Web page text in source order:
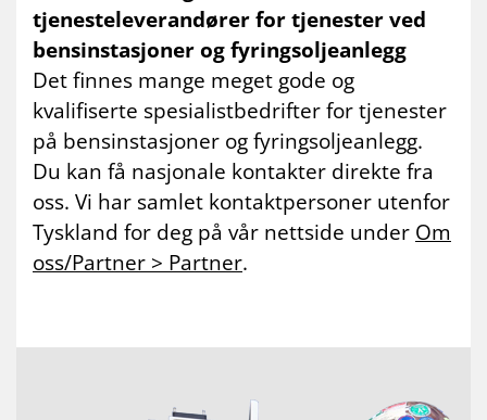
tjenesteleverandører for tjenester ved
bensinstasjoner og fyringsoljeanlegg
Det finnes mange meget gode og
kvalifiserte spesialistbedrifter for tjenester
på bensinstasjoner og fyringsoljeanlegg.
Du kan få nasjonale kontakter direkte fra
oss. Vi har samlet kontaktpersoner utenfor
Tyskland for deg på vår nettside under Om
oss/Partner > Partner.